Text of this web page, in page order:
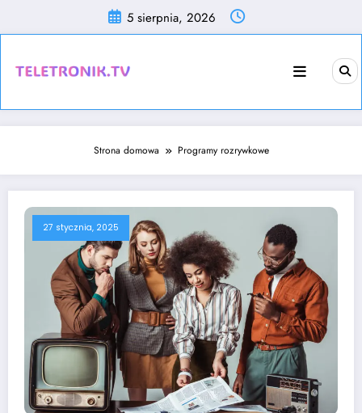
content
5 sierpnia, 2026
Strona domowa Programy rozrywkowe
27 stycznia, 2025